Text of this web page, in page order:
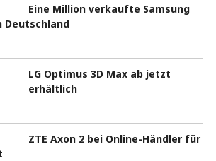
Eine Million verkaufte Samsung
Deutschland
LG Optimus 3D Max ab jetzt
erhältlich
ZTE Axon 2 bei Online-Händler für